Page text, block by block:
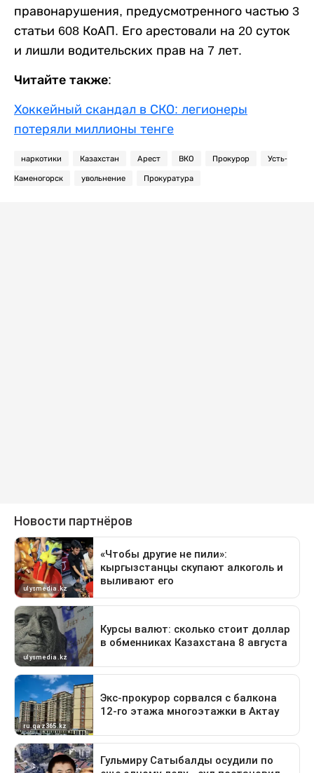
правонарушения, предусмотренного частью 3
статьи 608 КоАП. Его арестовали на 20 суток
и лишли водительских прав на 7 лет.
Читайте также:
Хоккейный скандал в СКО: легионеры
потеряли миллионы тенге
наркотики Казахстан Арест ВКО Прокурор Усть-
Каменогорск увольнение Прокуратура